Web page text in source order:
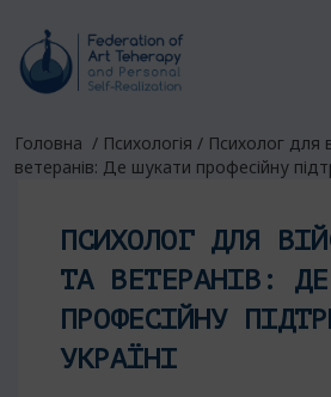
Головна / Психологія / Психолог для
ветеранів: Де шукати професійну
ПСИХОЛОГ ДЛЯ
ТА ВЕТЕРАНІВ:
ПРОФЕСІЙНУ
УКРАЇНІ